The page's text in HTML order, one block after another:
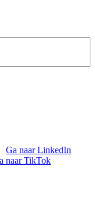
Ga naar LinkedIn
naar TikTok